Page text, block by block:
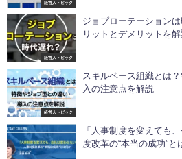
経営人トピック
経営人トピック
ジョブローテーション
リットとデメリットを解
経営人トピック
スキルベース組織とは
入の注意点を解説
「人事制度を変えても
度改革の“本当の成功”